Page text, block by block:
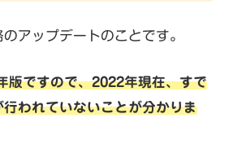
アップデートのことです。
版ですので、2022年現在、すで
われていないことが分かりま